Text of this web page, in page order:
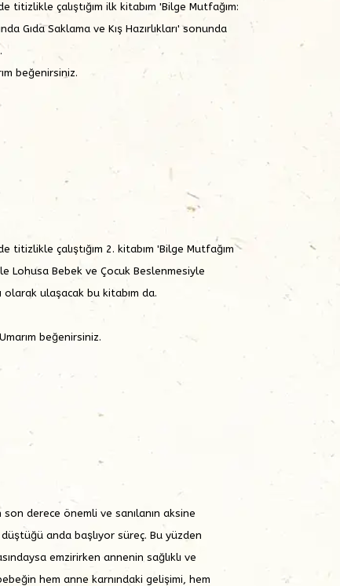
titizlikle çalıştığım ilk kitabım 'Bilge Mutfağım:
Gıda Saklama ve Kış Hazırlıkları' sonunda
beğenirsiniz.
titizlikle çalıştığım 2. kitabım 'Bilge Mutfağım
Lohusa Bebek ve Çocuk Beslenmesiyle
olarak ulaşacak bu kitabım da.
beğenirsiniz.
derece önemli ve sanılanın aksine
anda başlıyor süreç. Bu yüzden
emzirirken annenin sağlıklı ve
hem anne karnındaki gelişimi, hem